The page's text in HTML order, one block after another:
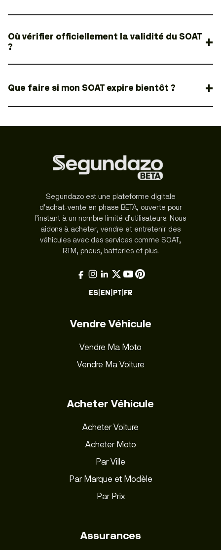
Où vérifier officiellement la validité du SOAT
?
Que faire si mon SOAT expire bientôt ?
Segundazo est une plateforme digitale
d’achat-vente en phase BETA, ouverte pour
l’instant à un nombre limité d’utilisateurs. Nous
aidons à acheter, vendre et entretenir des
véhicules avec des services comme SOAT,
RTM, pneus, batteries et plus.
ES|EN|PT|FR
Vendre Véhicule
Vendre Ma Moto
Vendre Ma Voiture
Acheter Véhicule
Acheter Voiture
Acheter Moto
Par Ville
Par Marque et Modèle
Par Prix
Assurances